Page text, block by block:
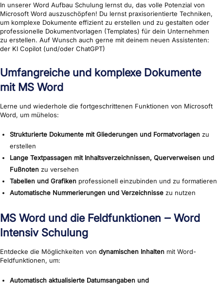
In unserer Word Aufbau Schulung lernst du, das volle Potenzial von
Microsoft Word auszuschöpfen! Du lernst praxisorientierte Techniken,
um komplexe Dokumente effizient zu erstellen und zu gestalten oder
professionelle Dokumentvorlagen (Templates) für dein Unternehmen
zu erstellen. Auf Wunsch auch gerne mit deinem neuen Assistenten:
der KI Copilot (und/oder ChatGPT)
Umfangreiche und komplexe Dokumente
mit MS Word
Lerne und wiederhole die fortgeschrittenen Funktionen von Microsoft
Word, um mühelos:
Strukturierte Dokumente mit Gliederungen und Formatvorlagen zu
erstellen
Lange Textpassagen mit Inhaltsverzeichnissen, Querverweisen und
Fußnoten zu versehen
Tabellen und Grafiken professionell einzubinden und zu formatieren
Automatische Nummerierungen und Verzeichnisse zu nutzen
MS Word und die Feldfunktionen ‒ Word
Intensiv Schulung
Entdecke die Möglichkeiten von dynamischen Inhalten mit Word-
Feldfunktionen, um:
Automatisch aktualisierte Datumsangaben und